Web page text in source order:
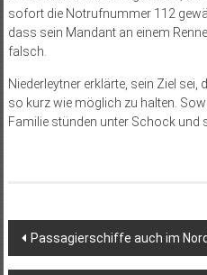
sofort die Notrufnummer 112
dass sein Mandant an einem
falsch.
Niederleytner erklärte, sein Ziel sei,
so kurz wie möglich zu halten.
Familie stünden unter Schock und
Passagierschiffe auch im